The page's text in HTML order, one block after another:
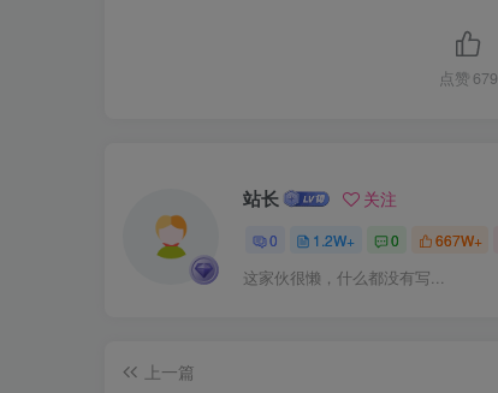
点赞 679
站长 关注
0 1.2W+ 0 667W+
这家伙很懒，什么都没有写...
上一篇